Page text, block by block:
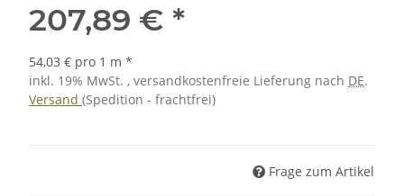
207,89 € *
54,03 € pro 1 m *
inkl. 19% MwSt. , versandkostenfreie Lieferung nach DE.
Versand (Spedition - frachtfrei)
Frage zum Artikel